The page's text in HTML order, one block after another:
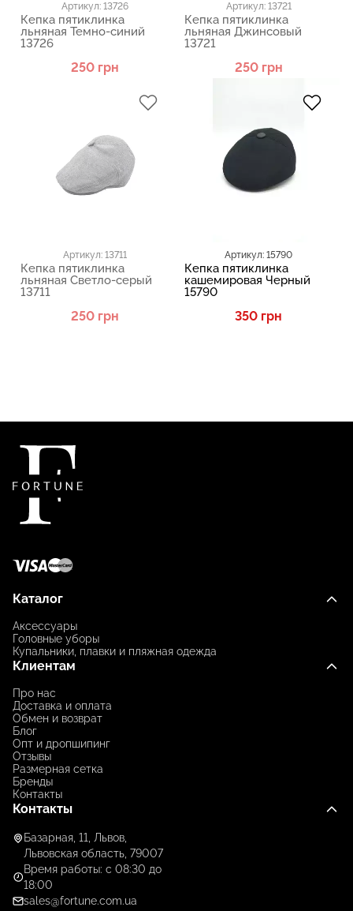
Артикул: 13726
Кепка пятиклинка
льняная Темно-синий
13726
250 грн
Артикул: 13711
Кепка пятиклинка
льняная Светло-серый
13711
250 грн
Артикул: 13721
Кепка пятиклинка
льняная Джинсовый
13721
250 грн
Артикул: 15790
Кепка пятиклинка
кашемировая Черный
15790
350 грн
Каталог
Аксессуары
Головные уборы
Купальники, плавки и пляжная одежда
Клиентам
Про нас
Доставка и оплата
Обмен и возврат
Блог
Опт и дропшипинг
Отзывы
Размерная сетка
Бренды
Контакты
Контакты
Базарная, 11, Львов,
Львовская область, 79007
Время работы: с 08:30 до
18:00
sales@fortune.com.ua